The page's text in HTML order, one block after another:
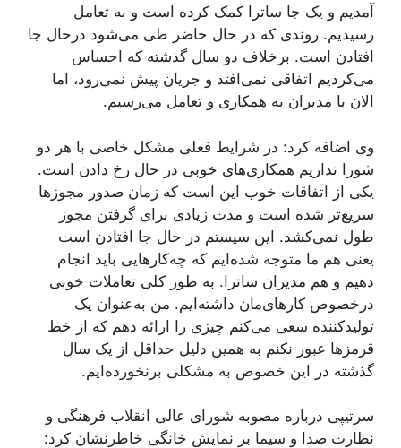
آمدیم و یک جا ساترا کمک کرده است و به تعامل
رسیدیم. روندی که در حال حاضر طی می‌شود درحال جا
افتادن است. برخلاف دو سال گذشته که احساس
می‌کردیم اتفاقی نمی‌افتد و جریان پیش نمی‌رود، اما
الان با مدیران به همکاری و تعامل می‌رسیم.
وی اضافه کرد: در شرایط فعلی مشکل خاصی با هر دو
شورا نداریم همکاری‌های خوبی در حال رخ دادن است.
یکی از اتفاقات خوب این است که زمان صدور مجوز‌ها
سریع‌تر شده است و مدت زیادی برای گرفتن مجوز
طول نمی‌کشد. این سیستم در حال جا افتادن است
یعنی هم ما متوجه شده‌ایم که چه‌کار‌هایی باید انجام
دهیم و هم مدیران ساترا. به طور کلی تعاملات خوبی
درخصوص کارهای‌مان داشته‌ایم. من به‌عنوان یک
تولیدکننده سعی می‌کنم چیزی را ارائه دهم که از خط
قرمز‌ها عبور نکنم به همین دلیل حداقل از یک سال
گذشته در این خصوص به مشکلی برنخورده‌ایم.
سرتیپی درباره مصوبه شورای عالی انقلاب فرهنگی و
نظارت صدا و سیما بر نمایش خانگی خاطرنشان کرد: